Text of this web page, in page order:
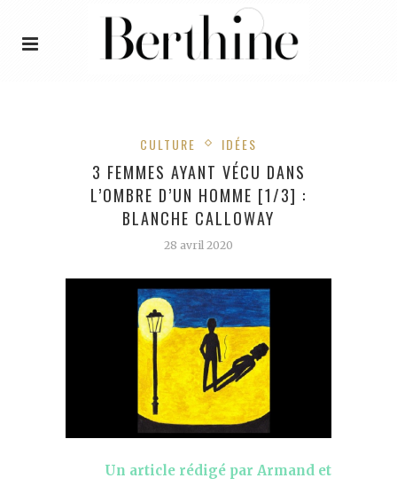
CULTURE IDÉES
3 FEMMES AYANT VÉCU DANS
L’OMBRE D’UN HOMME [1/3] :
BLANCHE CALLOWAY
28 avril 2020
Un article rédigé par Armand et